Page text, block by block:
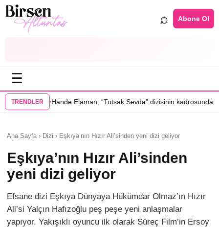
⌕ Abone Ol
☰
TRENDLER
Elaman, “Tutsak Sevda” dizisinin kadrosunda• Serenay Sarıkaya’lı
Ana Sayfa › Dizi › Eşkıya’nın Hızır Ali’sinden yeni dizi geliyor
Eşkıya’nın Hızır Ali’sinden
yeni dizi geliyor
Efsane dizi Eşkıya Dünyaya Hükümdar Olmaz’ın Hızır
Ali’si Yalçın Hafızoğlu peş peşe yeni anlaşmalar
yapıyor. Yakışıklı oyuncu ilk olarak Süreç Film’in Ersoy